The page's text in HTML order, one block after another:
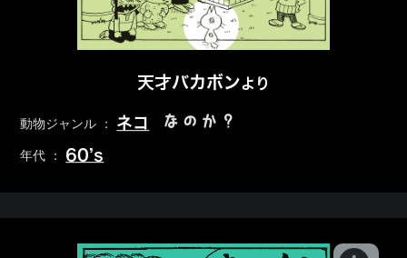
天才バカボンより
動物ジャンル ： ネコ なのか？
年代 ： 60’s